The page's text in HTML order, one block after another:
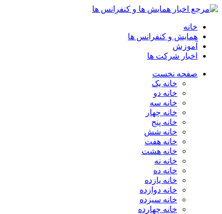
خانه
همایش و کنفرانس ها
آموزش
اخبار شرکت ها
صفحه نخست
خانه یک
خانه دو
خانه سه
خانه چهار
خانه پنج
خانه شش
خانه هفت
خانه هشت
خانه نه
خانه ده
خانه یازده
خانه دوازده
خانه سیزده
خانه چهارده